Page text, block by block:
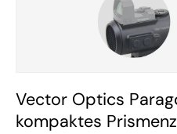
Vector Optics
kompaktes